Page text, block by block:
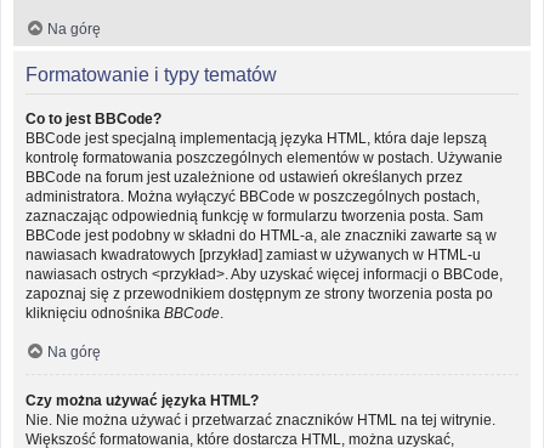
Na górę
Formatowanie i typy tematów
Co to jest BBCode?
BBCode jest specjalną implementacją języka HTML, która daje lepszą
kontrolę formatowania poszczególnych elementów w postach. Używanie
BBCode na forum jest uzależnione od ustawień określanych przez
administratora. Można wyłączyć BBCode w poszczególnych postach,
zaznaczając odpowiednią funkcję w formularzu tworzenia posta. Sam
BBCode jest podobny w składni do HTML-a, ale znaczniki zawarte są w
nawiasach kwadratowych [przykład] zamiast w używanych w HTML-u
nawiasach ostrych <przykład>. Aby uzyskać więcej informacji o BBCode,
zapoznaj się z przewodnikiem dostępnym ze strony tworzenia posta po
kliknięciu odnośnika BBCode
Na górę
Czy można używać języka HTML?
Nie. Nie można używać i przetwarzać znaczników HTML na tej witrynie.
Większość formatowania, które dostarcza HTML, można uzyskać,